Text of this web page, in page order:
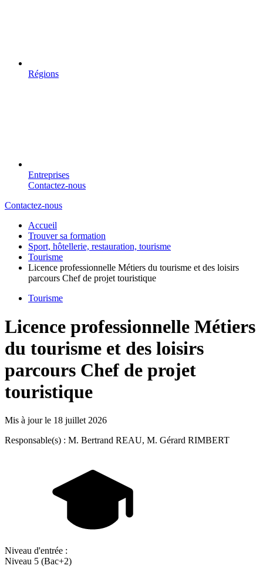
Régions
Entreprises
Contactez-nous
Contactez-nous
Accueil
Trouver sa formation
Sport, hôtellerie, restauration, tourisme
Tourisme
Licence professionnelle Métiers du tourisme et des loisirs
parcours Chef de projet touristique
Tourisme
Licence professionnelle Métiers
du tourisme et des loisirs
parcours Chef de projet
touristique
Mis à jour le 18 juillet 2026
Responsable(s) : M. Bertrand REAU, M. Gérard RIMBERT
Niveau d'entrée :
Niveau 5 (Bac+2)